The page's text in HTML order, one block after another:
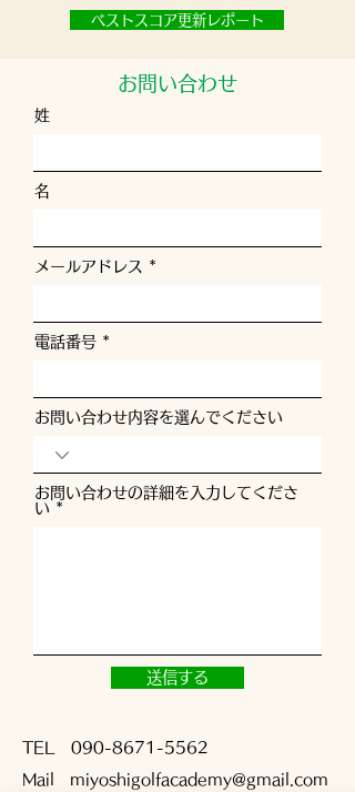
ベストスコア更新レポート
お問い合わせ
姓
名
メールアドレス
電話番号
お問い合わせ内容を選んでください
お問い合わせの詳細を入力してくださ
い
送信する
TEL 090-8671-5562
Mail miyoshigolfacademy@gmail.com